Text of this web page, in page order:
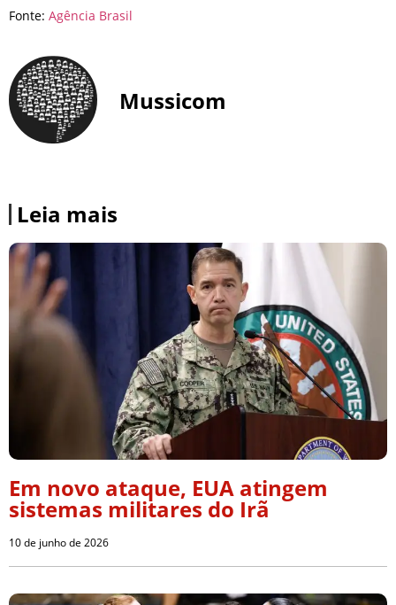
Fonte: Agência Brasil
Mussicom
Leia mais
Em novo ataque, EUA atingem
sistemas militares do Irã
10 de junho de 2026